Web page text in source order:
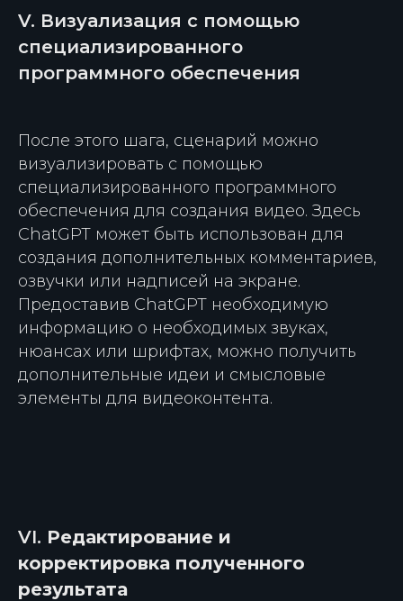
V. Визуализация с помощью
специализированного
программного обеспечения
После этого шага, сценарий можно
визуализировать с помощью
специализированного программного
обеспечения для создания видео. Здесь
ChatGPT может быть использован для
создания дополнительных комментариев,
озвучки или надписей на экране.
Предоставив ChatGPT необходимую
информацию о необходимых звуках,
нюансах или шрифтах, можно получить
дополнительные идеи и смысловые
элементы для видеоконтента.
VI. Редактирование и
корректировка полученного
результата